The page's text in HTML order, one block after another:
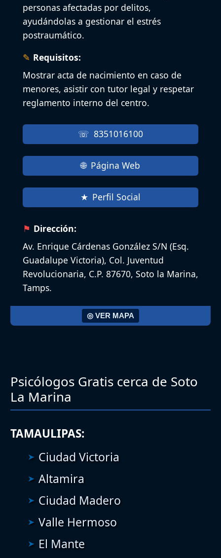
personas afectadas por delitos,
ayudándolas a gestionar el estrés
postraumático.
Requisitos:
Mostrar acta de nacimiento en caso de
menores, asistir con tutor legal y respetar
reglamento interno del centro.
8351016100
Página Web
Perfil Social
Dirección:
Av. Enrique Cárdenas González S/N (Esq.
Guadalupe Victoria), Col. Juventud
Revolucionaria, C.P. 87670, Soto la Marina,
Tamps.
◎ VER MAPA
Psicólogos Gratis cerca de Soto
La Marina
TAMAULIPAS:
Ciudad Victoria
Altamira
Ciudad Madero
Valle Hermoso
El Mante